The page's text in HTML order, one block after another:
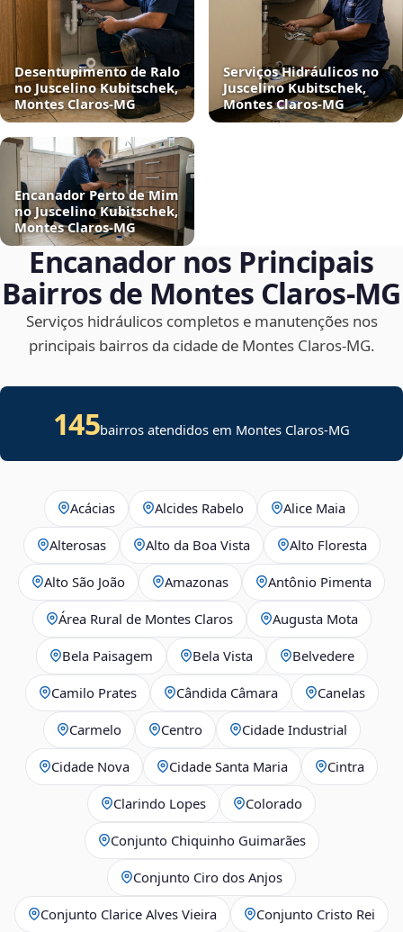
Desentupimento de Ralo
no Juscelino Kubitschek,
Montes Claros‑MG
Serviços Hidráulicos no
Juscelino Kubitschek,
Montes Claros‑MG
Encanador Perto de Mim
no Juscelino Kubitschek,
Montes Claros‑MG
Encanador nos Principais
Bairros de Montes Claros‑MG
Serviços hidráulicos completos e manutenções nos
principais bairros da cidade de Montes Claros‑MG.
145bairros atendidos em Montes Claros-MG
Acácias Alcides Rabelo Alice Maia
Alterosas Alto da Boa Vista Alto Floresta
Alto São João Amazonas Antônio Pimenta
Área Rural de Montes Claros Augusta Mota
Bela Paisagem Bela Vista Belvedere
Camilo Prates Cândida Câmara Canelas
Carmelo Centro Cidade Industrial
Cidade Nova Cidade Santa Maria Cintra
Clarindo Lopes Colorado
Conjunto Chiquinho Guimarães
Conjunto Ciro dos Anjos
Conjunto Clarice Alves Vieira Conjunto Cristo Rei